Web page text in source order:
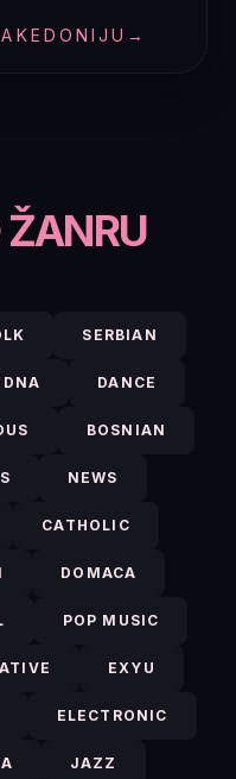
→
ŽANRU
SERBIAN
DANCE
BOSNIAN
NEWS
CATHOLIC
DOMACA
POP MUSIC
EXYU
ELECTRONIC
JAZZ